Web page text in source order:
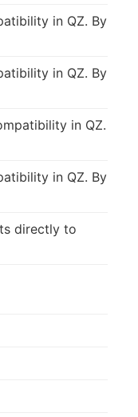
in QZ. By
in QZ. By
in QZ.
in QZ. By
directly to